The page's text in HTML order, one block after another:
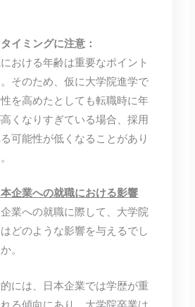
イミングに注意：
おける年齢は重要なポイント
そのため、仮に大学院進学で
を高めたとしても転職時に年
くなりすぎている場合、採用
可能性が低くなることがあり
企業への就職における影響
業への就職に際して、大学院
どのような影響を与えるでし
。
には、日本企業では学歴が重